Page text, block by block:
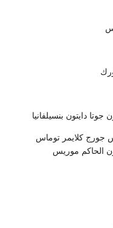
دايتون بنسيلفانيا
جورج كلايمر توماس
الحاكم موريس